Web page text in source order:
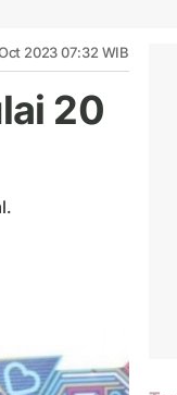
2023 07:32 WIB
20